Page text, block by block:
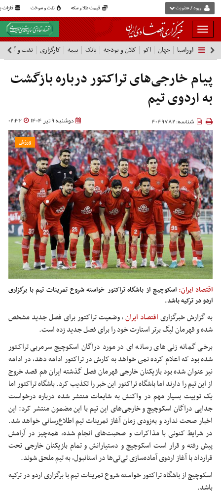
قیمت طلا و سکه نفت و سوخت فلزات ورود / عضویت
بار
و
بسته
نمودن
فهرست
اوراسیا جهان اکو کلان و بودجه بانک بیمه کارگزاری نفت و گاز
پیام خارجی‌های تراکتور درباره بازگشت
به اردوی تیم
دوشنبه 9 تیر 1404 02:32 شناسه: 4049782
ورزش
اقتصاد ایران: اسکوچیچ از باشگاه تراکتور خواسته شروع تمرینات تیم با برگزاری
اردو در ترکیه باشد.
به گزارش خبرگزاریاقتصاد ایران،وضعیت تراکتور برای فصل جدید مشخص
شده و قهرمان لیگ برتر استارت خود را برای فصل جدید زده است.
برخی گمانه زنی های رسانه ای در مورد دراگان اسکوچیچ سرمربی تراکتور
شده بود که اعلام کرده نمی خواهد به کارش در تراکتور ادامه دهد، در ادامه
نیز عنوان شده بود بازیکنان خارجی قهرمان فصل گذشته ایران هم قصد خروج
از این تیم را دارند اما باشگاه تراکتور این خبر را تکذیب کرد. باشگاه تراکتور اما
یک توییت بسیار مهم در واکنش به شایعات منتشر شده درباره درخواست
جدایی دراگان اسکوچیچ و خارجی‌های این تیم با این مضمون منتشر کرد: این
اخبار صحت ندارد و به‌زودی زمان آغاز تمرینات تیم اطلاع‌رسانی خواهد شد.
در شرایط کنونی با مذاکرات و صحبت‌های انجام شده، همه‌چیز در آرامش
پیش رفته و قرار است اسکوچیچ و دستیارانش و تمام بازیکنان خارجی تحت
قرارداد با آغاز اردوی آماده‌سازی تی‌تی‌ها در استانبول، به تیم ملحق شوند.
اسکوچیچ از باشگاه تراکتور خواسته شروع تمرینات تیم با برگزاری اردو در ترکیه
باشد.